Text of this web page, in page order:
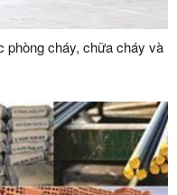
phòng cháy, chữa cháy và